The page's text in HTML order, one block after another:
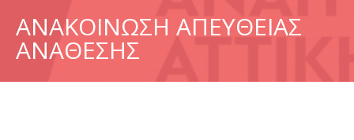
ΑΝΑΚΟΙΝΩΣΗ ΑΠΕΥΘΕΙΑΣ
ΑΝΑΘΕΣΗΣ